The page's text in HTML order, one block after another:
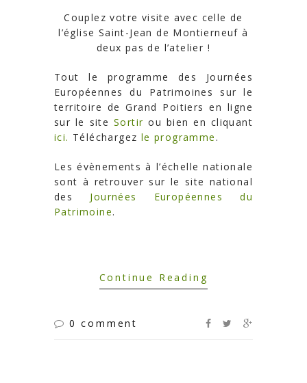
Couplez votre visite avec celle de
l’église Saint-Jean de Montierneuf à
deux pas de l’atelier !
Tout le programme des Journées
Européennes du Patrimoines sur le
territoire de Grand Poitiers en ligne
sur le site Sortir ou bien en cliquant
ici. Téléchargez le programme .
Les évènements à l’échelle nationale
sont à retrouver sur le site national
des Journées Européennes du
Patrimoine.
Continue Reading
0 comment